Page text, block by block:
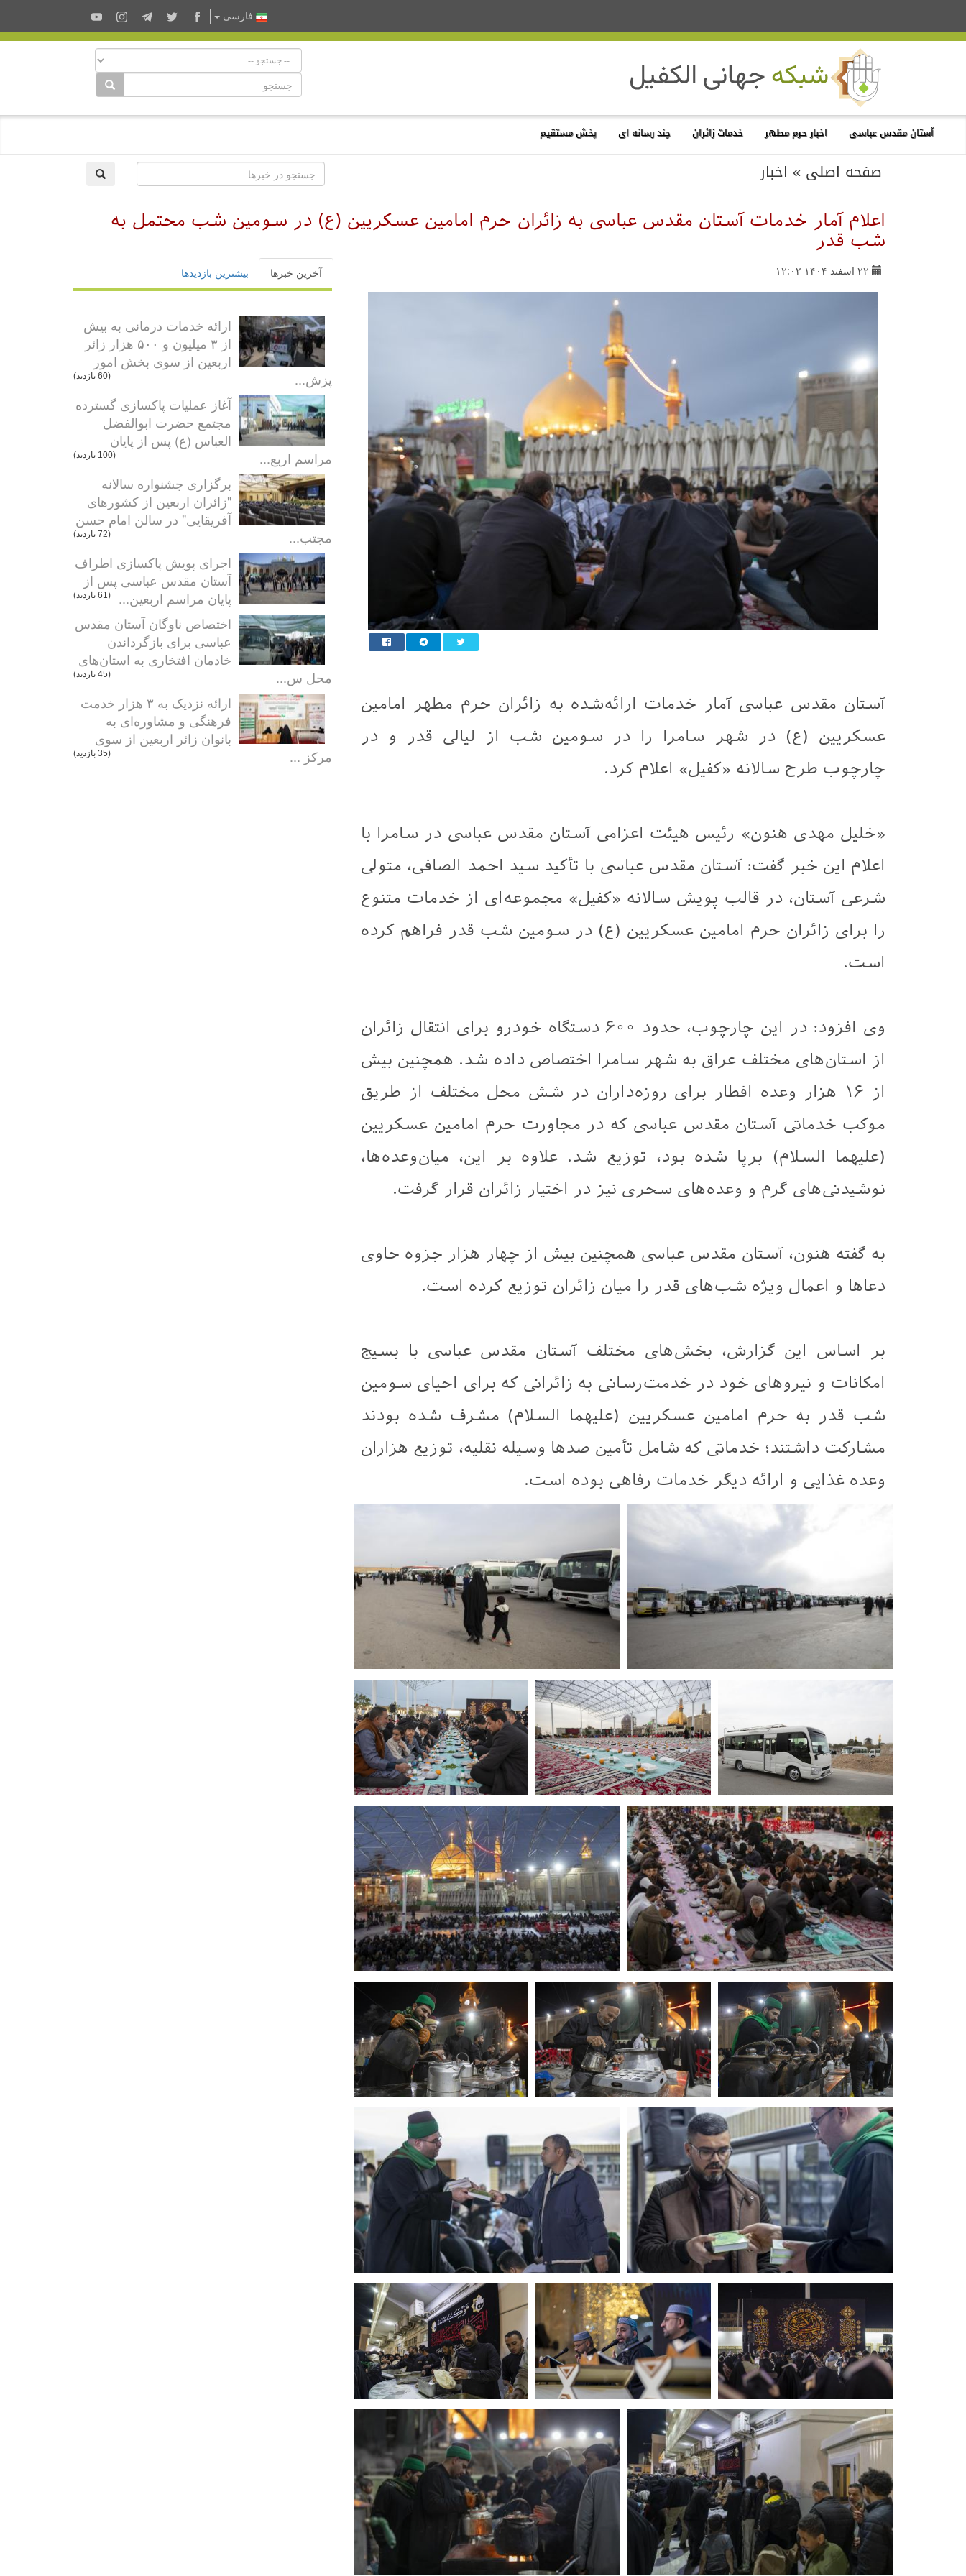
فارسى
آستان مقدس عباسی اخبار حرم مطهر خدمات زائران چند رسانه ای پخش مستقیم
صفحه اصلی » اخبار
اعلام آمار خدمات آستان مقدس عباسی به زائران حرم امامین عسکریین (ع) در سومین شب محتمل به
شب قدر
۲۲ اسفند ۱۴۰۴ ۱۲:۰۲
آستان مقدس عباسی آمار خدمات ارائه‌شده به زائران حرم مطهر امامین
عسکریین (ع) در شهر سامرا را در سومین شب از لیالی قدر و در
چارچوب طرح سالانه «کفیل» اعلام کرد.
«خلیل مهدی هنون» رئیس هیئت اعزامی آستان مقدس عباسی در سامرا با
اعلام این خبر گفت: آستان مقدس عباسی با تأکید سید احمد الصافی، متولی
شرعی آستان، در قالب پویش سالانه «کفیل» مجموعه‌ای از خدمات متنوع
را برای زائران حرم امامین عسکریین (ع) در سومین شب قدر فراهم کرده
است.
وی افزود: در این چارچوب، حدود ۶۰۰ دستگاه خودرو برای انتقال زائران
از استان‌های مختلف عراق به شهر سامرا اختصاص داده شد. همچنین بیش
از ۱۶ هزار وعده افطار برای روزه‌داران در شش محل مختلف از طریق
موکب خدماتی آستان مقدس عباسی که در مجاورت حرم امامین عسکریین
(علیهما السلام) برپا شده بود، توزیع شد. علاوه بر این، میان‌وعده‌ها،
نوشیدنی‌های گرم و وعده‌های سحری نیز در اختیار زائران قرار گرفت.
به گفته هنون، آستان مقدس عباسی همچنین بیش از چهار هزار جزوه حاوی
دعاها و اعمال ویژه شب‌های قدر را میان زائران توزیع کرده است.
بر اساس این گزارش، بخش‌های مختلف آستان مقدس عباسی با بسیج
امکانات و نیروهای خود در خدمت‌رسانی به زائرانی که برای احیای سومین
شب قدر به حرم امامین عسکریین (علیهما السلام) مشرف شده بودند
مشارکت داشتند؛ خدماتی که شامل تأمین صدها وسیله نقلیه، توزیع هزاران
وعده غذایی و ارائه دیگر خدمات رفاهی بوده است.
آخرین خبرها بیشترین بازدیدها
ارائه خدمات درمانی به بیش
از ۳ میلیون و ۵۰۰ هزار زائر
اربعین از سوی بخش امور
پزش...
(60 بازدید)
آغاز عملیات پاکسازی گسترده
مجتمع حضرت ابوالفضل
العباس (ع) پس از پایان
مراسم اربع...
(100 بازدید)
برگزاری جشنواره سالانه
"زائران اربعین از کشورهای
آفریقایی" در سالن امام حسن
مجتب...
(72 بازدید)
اجرای پویش پاکسازی اطراف
آستان مقدس عباسی پس از
پایان مراسم اربعین...
(61 بازدید)
اختصاص ناوگان آستان مقدس
عباسی برای بازگرداندن
خادمان افتخاری به استان‌های
محل س...
(45 بازدید)
ارائه نزدیک به ۳ هزار خدمت
فرهنگی و مشاوره‌ای به
بانوان زائر اربعین از سوی
مرکز ...
(35 بازدید)